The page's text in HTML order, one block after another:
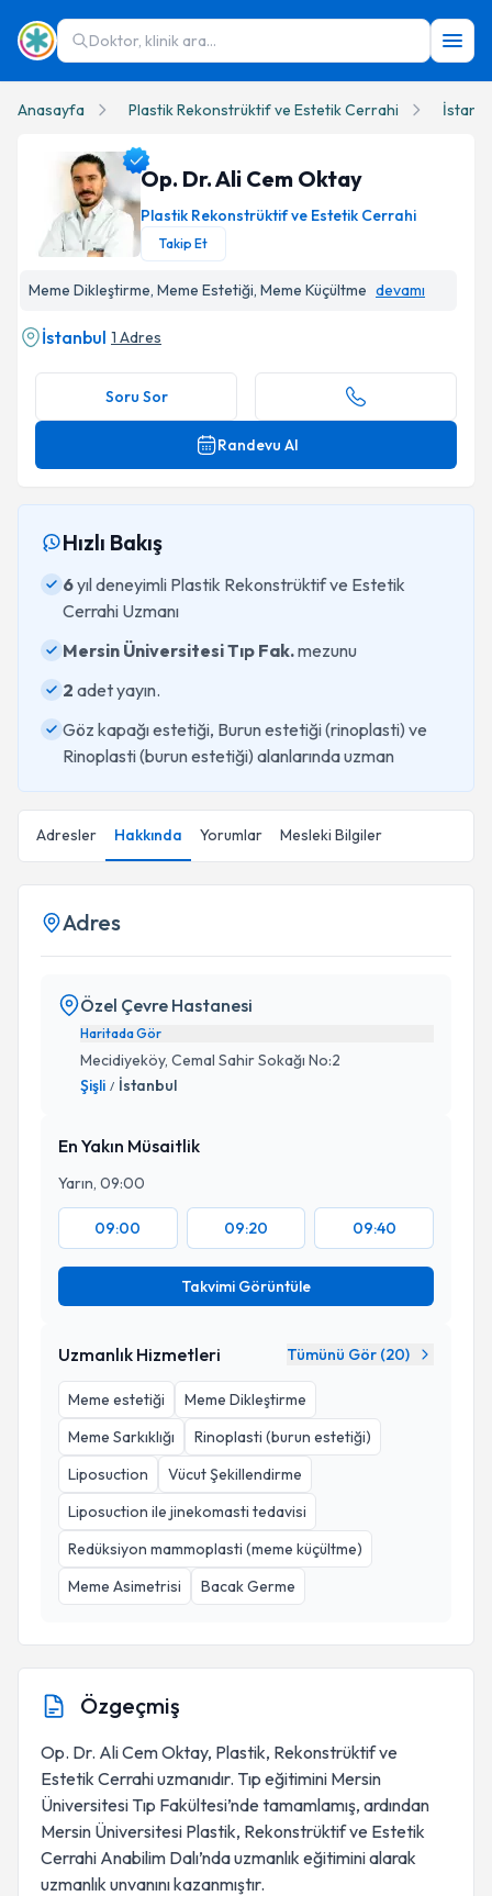
Doktor, klinik ara...
Anasayfa Plastik Rekonstrüktif ve Estetik Cerrahi
Op. Dr. Ali Cem Oktay
Plastik Rekonstrüktif ve Estetik Cerrahi
Takip Et
Meme Dikleştirme, Meme Estetiği, Meme Küçültme devamı
İstanbul 1 Adres
Soru Sor
Randevu Al
Hızlı Bakış
6yıl deneyimli Plastik Rekonstrüktif ve Estetik
Cerrahi Uzmanı
Mersin Üniversitesi Tıp Fak.mezunu
2 adet yayın.
Göz kapağı estetiği, Burun estetiği (rinoplasti) ve
Rinoplasti (burun estetiği) alanlarında uzman
Adresler Hakkında Yorumlar Mesleki Bilgiler
Adres
Özel Çevre Hastanesi
Haritada Gör
Mecidiyeköy, Cemal Sahir Sokağı No:2
Şişli / İstanbul
En Yakın Müsaitlik
Yarın, 09:00
09:00 09:20 09:40
Takvimi Görüntüle
Uzmanlık Hizmetleri Tümünü Gör (20)
Meme estetiği
Meme Dikleştirme
Meme Sarkıklığı
Rinoplasti (burun estetiği)
Liposuction
Vücut Şekillendirme
Liposuction ile jinekomasti tedavisi
Redüksiyon mammoplasti (meme küçültme)
Meme Asimetrisi
Bacak Germe
Özgeçmiş
Op. Dr. Ali Cem Oktay, Plastik, Rekonstrüktif ve
Estetik Cerrahi uzmanıdır. Tıp eğitimini Mersin
Üniversitesi Tıp Fakültesi’nde tamamlamış, ardından
Mersin Üniversitesi Plastik, Rekonstrüktif ve Estetik
Cerrahi Anabilim Dalı’nda uzmanlık eğitimini alarak
uzmanlık unvanını kazanmıştır.